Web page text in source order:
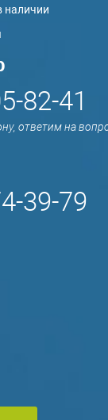
наличии
82-41
ответим на
39-79